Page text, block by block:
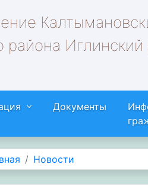
района
Документы
Новости